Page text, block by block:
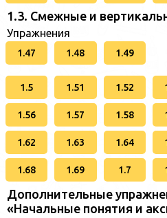
1.3. Смежные и
Упражнения
1.47 1.48 1.49
1.5 1.51 1.52
1.56 1.57 1.58
1.62 1.63 1.64
1.68 1.69 1.7
Дополнительные
«Начальные понятия и